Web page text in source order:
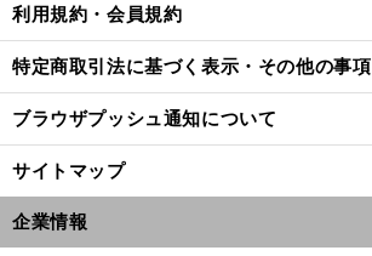
】
、
・
利用規約・会員規約
特定商取引法に基づく表示・その他の事項
ブラウザプッシュ通知について
サイトマップ
企業情報